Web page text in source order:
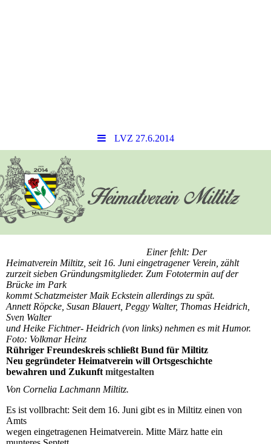
LVZ 27.6.2014
Einer fehlt: Der
Heimatverein Miltitz, seit 16. Juni eingetragener Verein, zählt
zurzeit sieben Gründungsmitglieder. Zum Fototermin auf der
Brücke im Park
kommt Schatzmeister Maik Eckstein allerdings zu spät.
Annett Röpcke, Susan Blauert, Peggy Walter, Thomas Heidrich,
Sven Walter
und Heike Fichtner- Heidrich (von links) nehmen es mit Humor.
Foto: Volkmar Heinz
Rühriger Freundeskreis schließt Bund für Miltitz
Neu gegründeter Heimatverein will Ortsgeschichte
bewahren und Zukunft mitgestalten
Von Cornelia Lachmann Miltitz.
Es ist vollbracht: Seit dem 16. Juni gibt es in Miltitz einen von
Amts
wegen eingetragenen Heimatverein. Mitte März hatte ein